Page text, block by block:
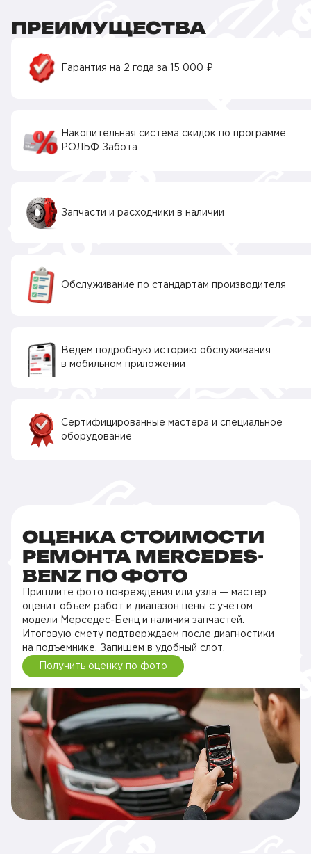
ПРЕИМУЩЕСТВА
Гарантия на 2 года за 15 000 ₽
Накопительная система скидок по программе
РОЛЬФ Забота
Запчасти и расходники в наличии
Обслуживание по стандартам производителя
Ведём подробную историю обслуживания
в мобильном приложении
Сертифицированные мастера и специальное
оборудование
ОЦЕНКА СТОИМОСТИ
РЕМОНТА MERCEDES-
BENZ ПО ФОТО
Пришлите фото повреждения или узла — мастер
оценит объем работ и диапазон цены с учётом
модели Мерседес-Бенц и наличия запчастей.
Итоговую смету подтверждаем после диагностики
на подъемнике. Запишем в удобный слот.
Получить оценку по фото